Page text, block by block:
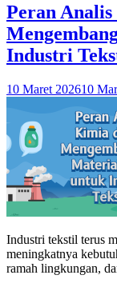
Peran
Industri
10 Maret 202610
Industri tekstil terus
meningkatnya
ramah lingkungan,